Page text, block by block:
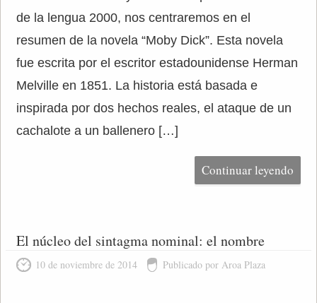
de la lengua 2000, nos centraremos en el
resumen de la novela “Moby Dick”. Esta novela
fue escrita por el escritor estadounidense Herman
Melville en 1851. La historia está basada e
inspirada por dos hechos reales, el ataque de un
cachalote a un ballenero […]
Continuar leyendo
El núcleo del sintagma nominal: el nombre
10 de noviembre de 2014 Publicado por Aroa Plaza